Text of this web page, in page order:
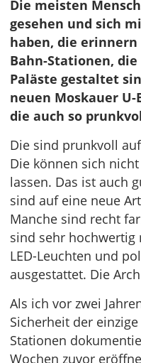
Die meisten
gesehen und sich
haben, die erinnern
Bahn-Stationen,
Paläste gestaltet
neuen Moskauer U-
die auch so
Die sind prunkvoll
Die können sich
lassen. Das ist auch
sind auf eine neue
Manche sind recht
sind sehr hochwertig
LED-Leuchten und
ausgestattet. Die
Als ich vor zwei
Sicherheit der
Stationen
Wochen zuvor